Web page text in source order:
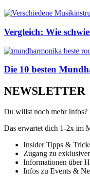
Vergleich: Wie
Die 10 besten
NEWSLETTER
Du willst noch mehr Infos?
Das erwartet dich 1-2x im
Insider Tipps &
Zugang zu
Informationen über
Infos zu Events &